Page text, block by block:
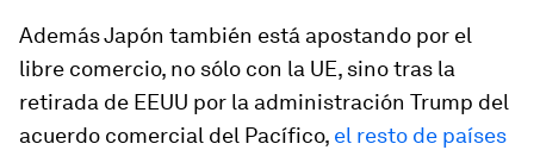
Además Japón también está apostando por el
libre comercio, no sólo con la UE, sino tras la
retirada de EEUU por la administración Trump del
acuerdo comercial del Pacífico, el resto de países